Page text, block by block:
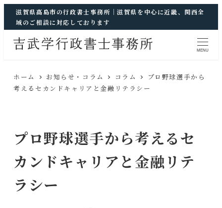
滋賀県高島市の行政書士事務所｜滋賀県を中心に近畿、関西全
域のご相談に対応しております
MENU
ホーム お知らせ・コラム コラム
プロ野球選手から
考えるセカンドキャリアと金融リテラシー
プロ野球選手から考えるセ
カンドキャリアと金融リテ
ラシー